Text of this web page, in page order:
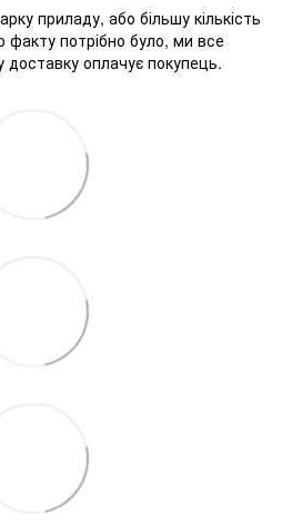
приладу, або більшу кількість
факту потрібно було, ми все
оплачує покупець.